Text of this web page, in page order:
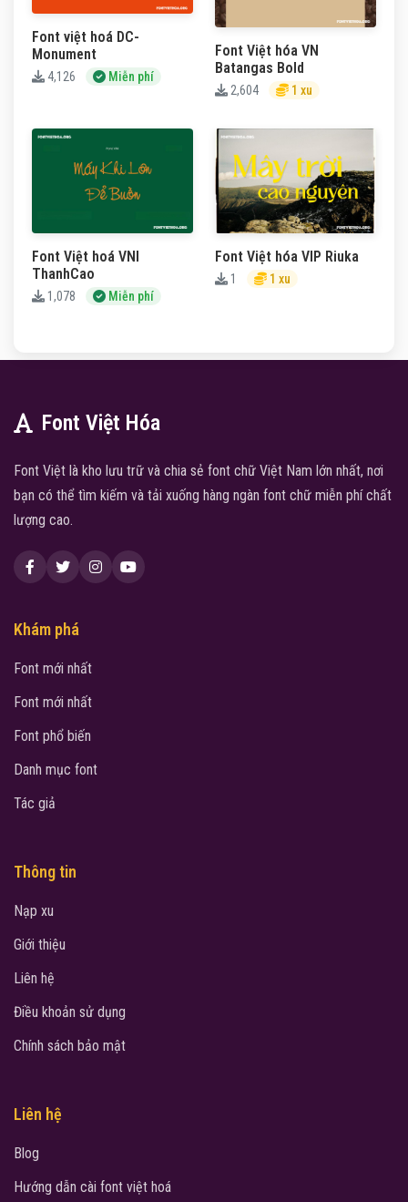
Font việt hoá DC-
Monument
4,126 Miễn phí
Font Việt hóa VN
Batangas Bold
2,604 1 xu
Font Việt hoá VNI
ThanhCao
1,078 Miễn phí
Font Việt hóa VIP Riuka
1 1 xu
Font Việt Hóa
Font Việt là kho lưu trữ và chia sẻ font chữ Việt Nam lớn nhất, nơi
bạn có thể tìm kiếm và tải xuống hàng ngàn font chữ miễn phí chất
lượng cao.
Khám phá
Font mới nhất
Font mới nhất
Font phổ biến
Danh mục font
Tác giả
Thông tin
Nạp xu
Giới thiệu
Liên hệ
Điều khoản sử dụng
Chính sách bảo mật
Liên hệ
Blog
Hướng dẫn cài font việt hoá